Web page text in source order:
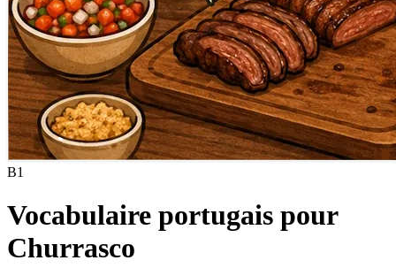
B1
Vocabulaire portugais pour
Churrasco